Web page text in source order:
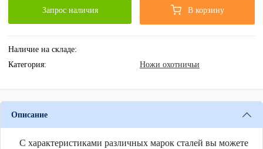
Запрос наличия В корзину
Наличие на складе:
Категория:
Ножи охотничьи
Описание
С характеристиками различных марок сталей вы можете